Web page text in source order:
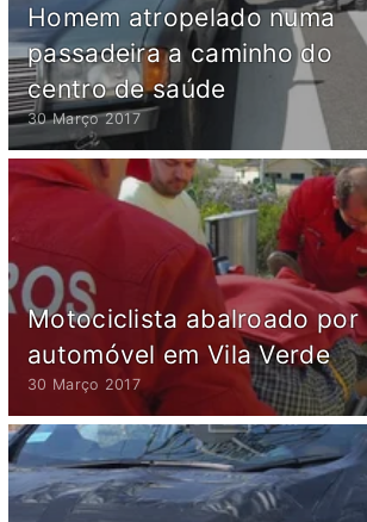
Homem atropelado numa
passadeira a caminho do
centro de saúde
30 Março 2017
Motociclista abalroado por
automóvel em Vila Verde
30 Março 2017